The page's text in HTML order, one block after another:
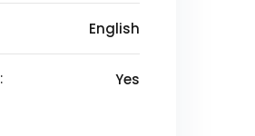
English
Yes